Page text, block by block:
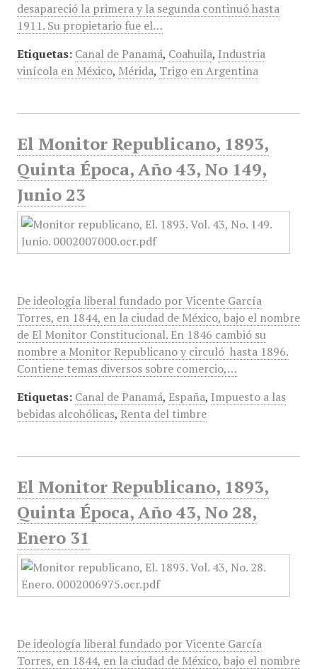
desapareció la primera y la segunda continuó hasta
1911. Su propietario fue el…
Etiquetas: Canal de Panamá, Coahuila, Industria
vinícola en México, Mérida, Trigo en Argentina
El Monitor Republicano, 1893,
Quinta Época, Año 43, No 149,
Junio 23
De ideología liberal fundado por Vicente García
Torres, en 1844, en la ciudad de México, bajo el nombre
de El Monitor Constitucional. En 1846 cambió su
nombre a Monitor Republicano y circuló hasta 1896.
Contiene temas diversos sobre comercio,…
Etiquetas: Canal de Panamá, España, Impuesto a las
bebidas alcohólicas, Renta del timbre
El Monitor Republicano, 1893,
Quinta Época, Año 43, No 28,
Enero 31
De ideología liberal fundado por Vicente García
Torres, en 1844, en la ciudad de México, bajo el nombre